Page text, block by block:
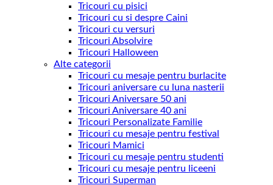
Tricouri cu pisici
Tricouri cu si despre Caini
Tricouri cu versuri
Tricouri Absolvire
Tricouri Halloween
Alte categorii
Tricouri cu mesaje pentru burlacite
Tricouri aniversare cu luna nasterii
Tricouri Aniversare 50 ani
Tricouri Aniversare 40 ani
Tricouri Personalizate Familie
Tricouri cu mesaje pentru festival
Tricouri Mamici
Tricouri cu mesaje pentru studenti
Tricouri cu mesaje pentru liceeni
Tricouri Superman